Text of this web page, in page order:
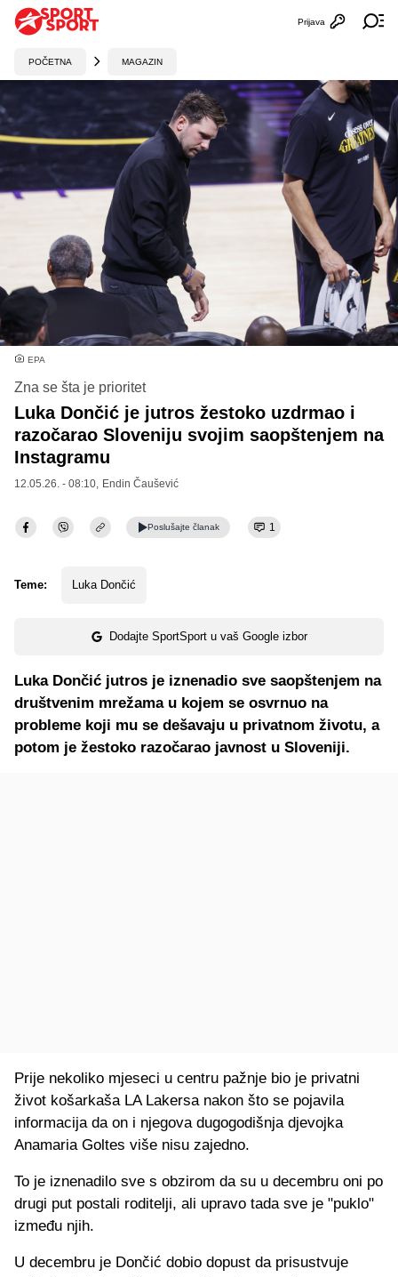
Otvori
Prijava
POČETNA MAGAZIN
EPA
Zna se šta je prioritet
Luka Dončić je jutros žestoko uzdrmao i
razočarao Sloveniju svojim saopštenjem na
Instagramu
12.05.26. - 08:10, Endin Čaušević
Poslušajte članak 1
Teme: Luka Dončić
Dodajte SportSport u vaš Google izbor
Luka Dončić jutros je iznenadio sve saopštenjem na
društvenim mrežama u kojem se osvrnuo na
probleme koji mu se dešavaju u privatnom životu, a
potom je žestoko razočarao javnost u Sloveniji.
Prije nekoliko mjeseci u centru pažnje bio je privatni
život košarkaša LA Lakersa nakon što se pojavila
informacija da on i njegova dugogodišnja djevojka
Anamaria Goltes više nisu zajedno.
To je iznenadilo sve s obzirom da su u decembru oni po
drugi put postali roditelji, ali upravo tada sve je "puklo"
između njih.
U decembru je Dončić dobio dopust da prisustvuje